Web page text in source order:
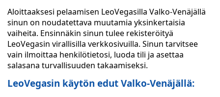
Aloittaaksesi pelaamisen LeoVegasilla Valko-Venäjällä
sinun on noudatettava muutamia yksinkertaisia
vaiheita. Ensinnäkin sinun tulee rekisteröityä
LeoVegasin virallisilla verkkosivuilla. Sinun tarvitsee
vain ilmoittaa henkilötietosi, luoda tili ja asettaa
salasana turvallisuuden takaamiseksi.
LeoVegasin käytön edut Valko-Venäjällä: